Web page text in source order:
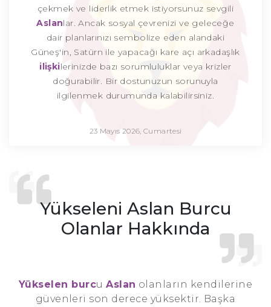
çekmek ve liderlik etmek istiyorsunuz sevgili
Aslanlar. Ancak sosyal çevrenizi ve geleceğe
dair planlarınızı sembolize eden alandaki
Güneş'in, Satürn ile yapacağı kare açı arkadaşlık
ilişkilerinizde bazı sorumluluklar veya krizler
doğurabilir. Bir dostunuzun sorunuyla
ilgilenmek durumunda kalabilirsiniz.
23 Mayıs 2026, Cumartesi
Yükseleni Aslan Burcu
Olanlar Hakkında
Yükselen burcuAslan olanların kendilerine
güvenleri son derece yüksektir. Başka